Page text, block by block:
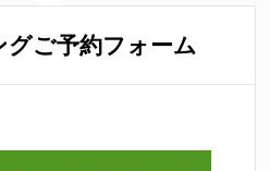
ご予約フォーム